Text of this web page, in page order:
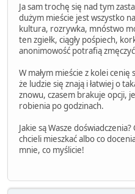
Ja sam trochę się nad tym
dużym mieście jest wszystko
kultura, rozrywka, mnóstwo
ten zgiełk, ciągły pośpiech,
anonimowość potrafią
W małym mieście z kolei
że ludzie się znają i łatwiej o
znowu, czasem brakuje opcji,
robienia po godzinach.
Jakie są Wasze
chcieli mieszkać albo co
mnie, co myślicie!